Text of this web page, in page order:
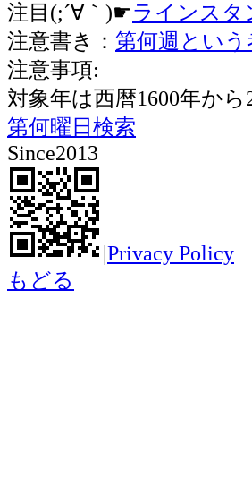
注目(;´∀｀)☛ラインスタ
注意書き： 第何週とい
注意事項:
対象年は西暦1600年か
第何曜日検索
Since2013
|Privacy Policy
もどる